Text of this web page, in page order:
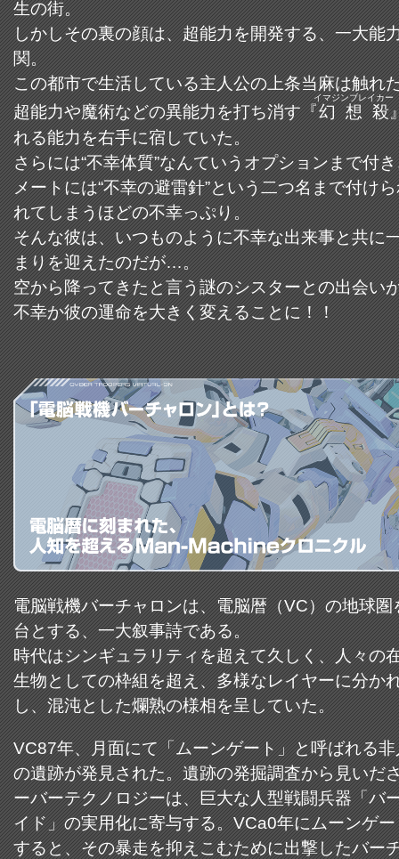
生の街。
しかしその裏の顔は、超能力を開発する、一大能
関。
この都市で生活している主人公の上条当麻は触れ
超能力や魔術などの異能力を打ち消す『幻想殺
イマジンブレイカー
れる能力を右手に宿していた。
さらには“不幸体質”なんていうオプションまで付
メートには“不幸の避雷針”という二つ名まで付け
れてしまうほどの不幸っぷり。
そんな彼は、いつものように不幸な出来事と共に
まりを迎えたのだが…。
空から降ってきたと言う謎のシスターとの出会い
不幸か彼の運命を大きく変えることに！！
電脳戦機バーチャロンは、電脳暦（VC）の地球圏
台とする、一大叙事詩である。
時代はシンギュラリティを超えて久しく、人々の
生物としての枠組を超え、多様なレイヤーに分か
し、混沌とした爛熟の様相を呈していた。
VC87年、月面にて「ムーンゲート」と呼ばれる
の遺跡が発見された。遺跡の発掘調査から見いだ
ーバーテクノロジーは、巨大な人型戦闘兵器「バ
イド」の実用化に寄与する。VCa0年にムーンゲ
すると、その暴走を抑えこむために出撃したバー